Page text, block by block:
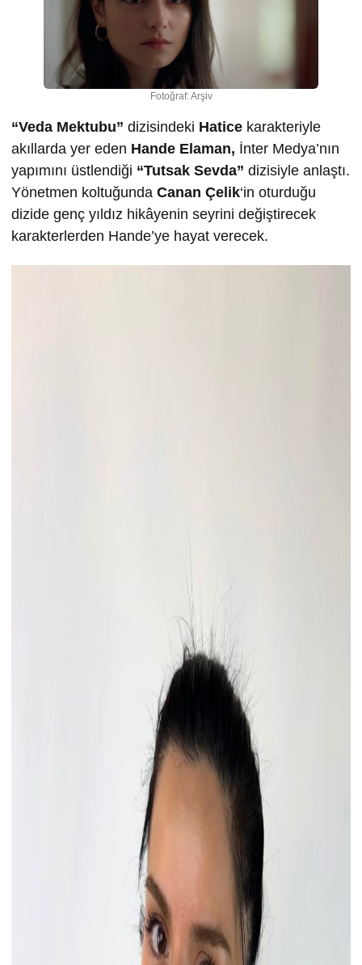
Fotoğraf: Arşiv
“Veda Mektubu” dizisindeki Hatice karakteriyle
akıllarda yer eden Hande Elaman, İnter Medya’nın
yapımını üstlendiği “Tutsak Sevda” dizisiyle anlaştı.
Yönetmen koltuğunda Canan Çelik‘in oturduğu
dizide genç yıldız hikâyenin seyrini değiştirecek
karakterlerden Hande’ye hayat verecek.